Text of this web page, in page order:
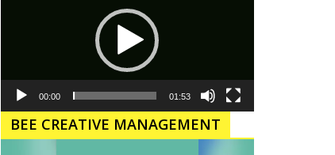
00:00 01:53
BEE CREATIVE MANAGEMENT